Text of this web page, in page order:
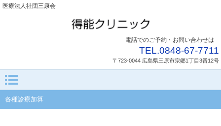
医療法人社団三康会
電話でのご予約・お問い合わせは
TEL.0848-67-7711
〒723-0044 広島県三原市宗郷1丁目3番12号
各種診療加算